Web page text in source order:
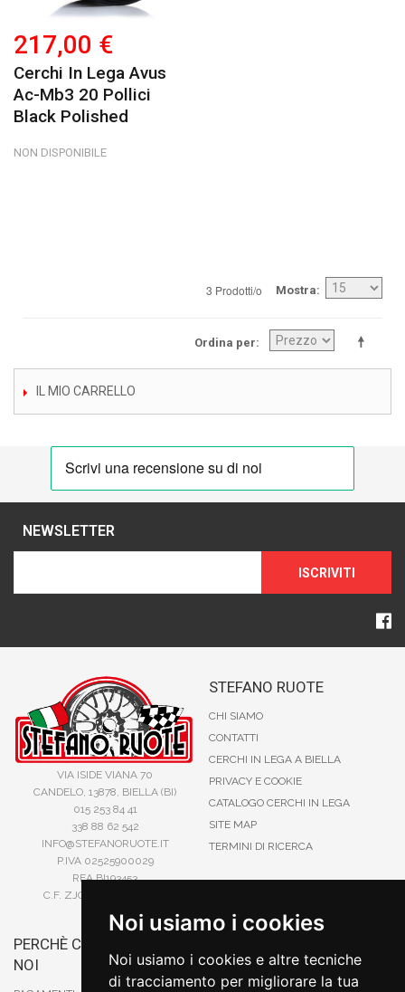
Noi usiamo i cookies
Noi usiamo i cookies e altre tecniche
di tracciamento per migliorare la tua
217,00 €
Cerchi In Lega Avus
Ac-Mb3 20 Pollici
Black Polished
NON DISPONIBILE
3 Prodotti/o Mostra
Ordina per
IL MIO CARRELLO
NEWSLETTER
ISCRIVITI
VIA ISIDE VIANA 70
CANDELO, 13878, BIELLA (BI)
015 253 84 41
338 88 62 542
INFO@STEFANORUOTE.IT
P.IVA 02525900029
REA BI193453
C.F. ZJOSFN73H14A859X
STEFANO RUOTE
CHI SIAMO
CONTATTI
CERCHI IN LEGA A BIELLA
PRIVACY E COOKIE
CATALOGO CERCHI IN LEGA
SITE MAP
TERMINI DI RICERCA
PERCHÈ COMPRARE DA
NOI
CARTA DI CREDITO
PAYPAL